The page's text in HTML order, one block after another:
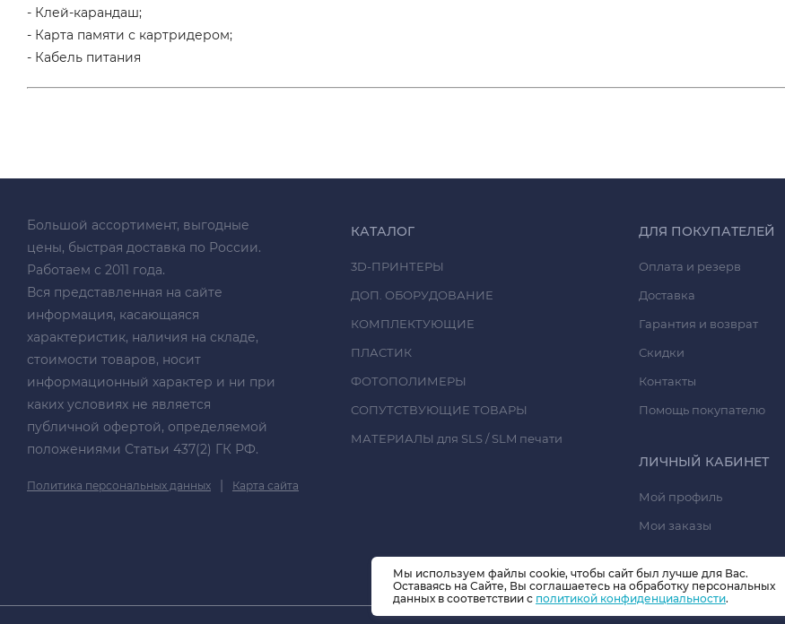
- Клей-карандаш;
- Карта памяти с картридером;
- Кабель питания
Большой ассортимент, выгодные
цены, быстрая доставка по России.
Работаем с 2011 года.
Вся представленная на сайте
информация, касающаяся
характеристик, наличия на складе,
стоимости товаров, носит
информационный характер и ни при
каких условиях не является
публичной офертой, определяемой
положениями Статьи 437(2) ГК РФ.
Политика персональных данных | Карта сайта
КАТАЛОГ
3D-ПРИНТЕРЫ
ДОП. ОБОРУДОВАНИЕ
КОМПЛЕКТУЮЩИЕ
ПЛАСТИК
ФОТОПОЛИМЕРЫ
СОПУТСТВУЮЩИЕ ТОВАРЫ
МАТЕРИАЛЫ для SLS / SLM печати
ДЛЯ ПОКУПАТЕЛЕЙ
Оплата и резерв
Доставка
Гарантия и возврат
Скидки
Контакты
Помощь покупателю
ЛИЧНЫЙ КАБИНЕТ
Мой профиль
Мои заказы
Мы используем файлы cookie, чтобы сайт был лучше для Вас.
Оставаясь на Сайте, Вы соглашаетесь на обработку персональных
данных в соответствии с политикой конфиденциальности.